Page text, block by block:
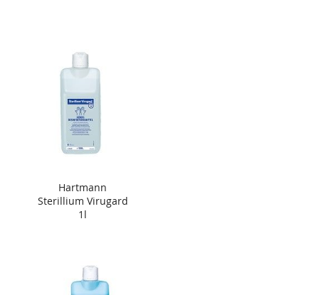
Hartmann
Sterillium Virugard
1l